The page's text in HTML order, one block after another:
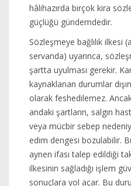
hâlihazırda birçok kira
güçlüğü gündemdedir.
Sözleşmeye bağlılık ilkesi
servanda) uyarınca,
şartta uyulması gerekir.
kaynaklanan durumlar
olarak feshedilemez.
andaki şartların, salgın
veya mücbir sebep
edim dengesi bozulabilir.
aynen ifası talep edildiği
ilkesinin sağladığı işlem
sonuçlara yol açar. Bu